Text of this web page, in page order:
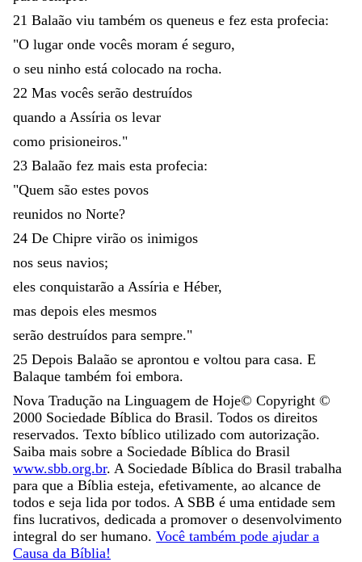
21 Balaão viu também os queneus e fez esta profecia:
"O lugar onde vocês moram é seguro,
o seu ninho está colocado na rocha.
22 Mas vocês serão destruídos
quando a Assíria os levar
como prisioneiros."
23 Balaão fez mais esta profecia:
"Quem são estes povos
reunidos no Norte?
24 De Chipre virão os inimigos
nos seus navios;
eles conquistarão a Assíria e Héber,
mas depois eles mesmos
serão destruídos para sempre."
25 Depois Balaão se aprontou e voltou para casa. E
Balaque também foi embora.
Nova Tradução na Linguagem de Hoje© Copyright ©
2000 Sociedade Bíblica do Brasil. Todos os direitos
reservados. Texto bíblico utilizado com autorização.
Saiba mais sobre a Sociedade Bíblica do Brasil
www.sbb.org.br. A Sociedade Bíblica do Brasil trabalha
para que a Bíblia esteja, efetivamente, ao alcance de
todos e seja lida por todos. A SBB é uma entidade sem
fins lucrativos, dedicada a promover o desenvolvimento
integral do ser humano. Você também pode ajudar a
Causa da Bíblia!